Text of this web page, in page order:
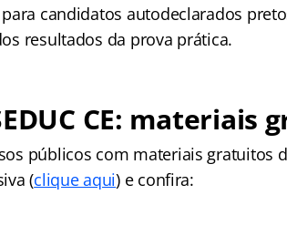
candidatos autodeclarados
resultados da prova prática.
CE: materiais
públicos com materiais gratuitos
(clique aqui) e confira: